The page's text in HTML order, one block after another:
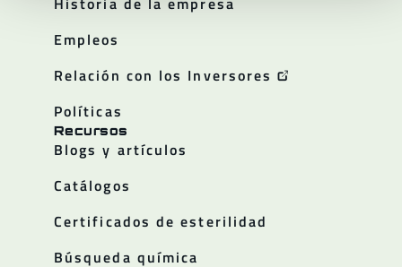
Empleos
Relación con los Inversores
Políticas
Recursos
Blogs y artículos
Catálogos
Certificados de esterilidad
Búsqueda química